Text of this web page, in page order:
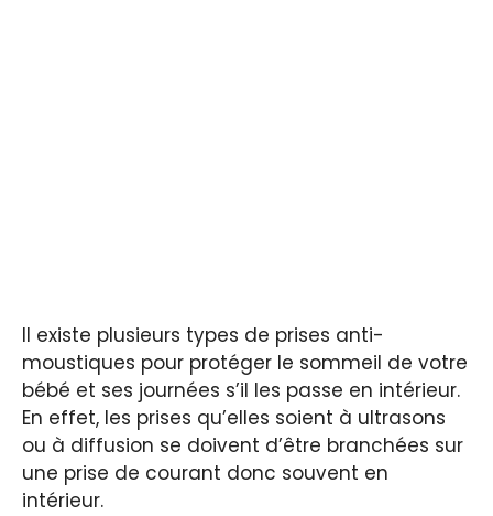
Il existe plusieurs types de prises anti-
moustiques pour protéger le sommeil de votre
bébé et ses journées s’il les passe en intérieur.
En effet, les prises qu’elles soient à ultrasons
ou à diffusion se doivent d’être branchées sur
une prise de courant donc souvent en
intérieur.